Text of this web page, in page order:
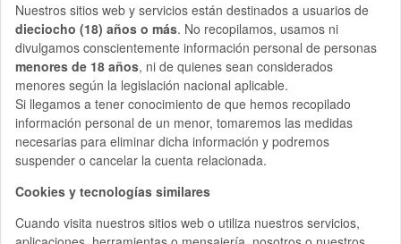
Nuestros sitios web y servicios están destinados a usuarios de
dieciocho (18) años o más. No recopilamos, usamos ni
divulgamos conscientemente información personal de personas
menores de 18 años, ni de quienes sean considerados
menores según la legislación nacional aplicable.
Si llegamos a tener conocimiento de que hemos recopilado
información personal de un menor, tomaremos las medidas
necesarias para eliminar dicha información y podremos
suspender o cancelar la cuenta relacionada.
Cookies y tecnologías similares
Cuando visita nuestros sitios web o utiliza nuestros servicios,